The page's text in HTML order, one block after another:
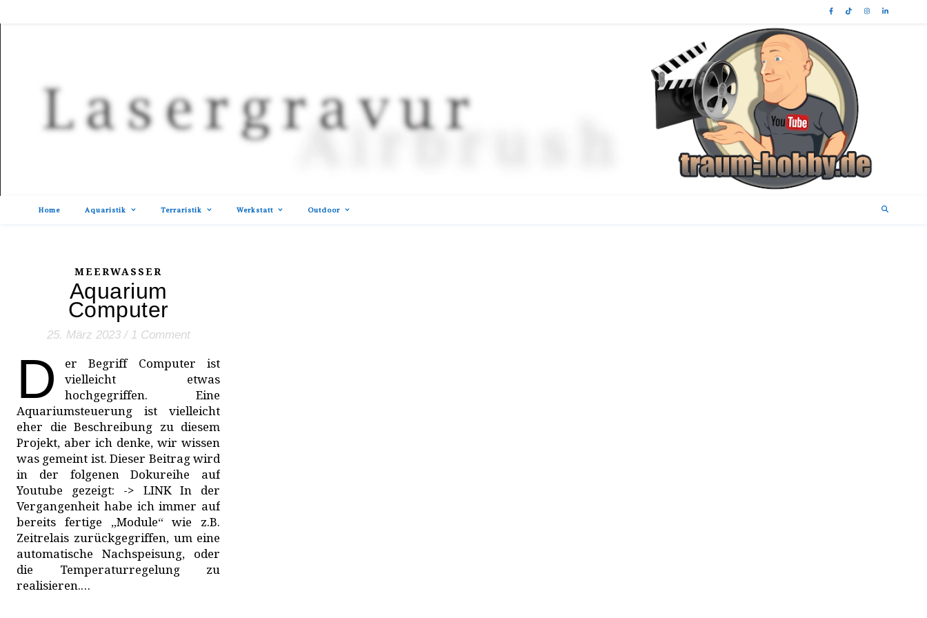
Home Aquaristik Terraristik Werkstatt Outdoor
MEERWASSER
Aquarium
Computer
25. März 2023 / 1 Comment
D
er Begriff Computer ist
vielleicht etwas
hochgegriffen. Eine
Aquariumsteuerung ist vielleicht
eher die Beschreibung zu diesem
Projekt, aber ich denke, wir wissen
was gemeint ist. Dieser Beitrag wird
in der folgenen Dokureihe auf
Youtube gezeigt: -> LINK In der
Vergangenheit habe ich immer auf
bereits fertige „Module“ wie z.B.
Zeitrelais zurückgegriffen, um eine
automatische Nachspeisung, oder
die Temperaturregelung zu
realisieren.…